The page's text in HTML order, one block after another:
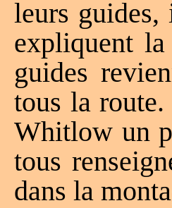
leurs
expliquent
guides
tous la
Whitlow un
tous
dans la